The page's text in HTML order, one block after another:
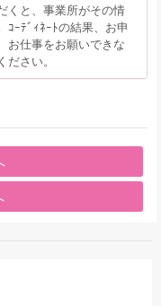
くと、事業所がその情
ｺｰﾃﾞｨﾈｰﾄの結果、お申
お仕事をお願いできな
さい。